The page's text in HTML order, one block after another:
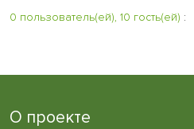
0 пользователь(ей), 10 гость(ей) :
О проекте